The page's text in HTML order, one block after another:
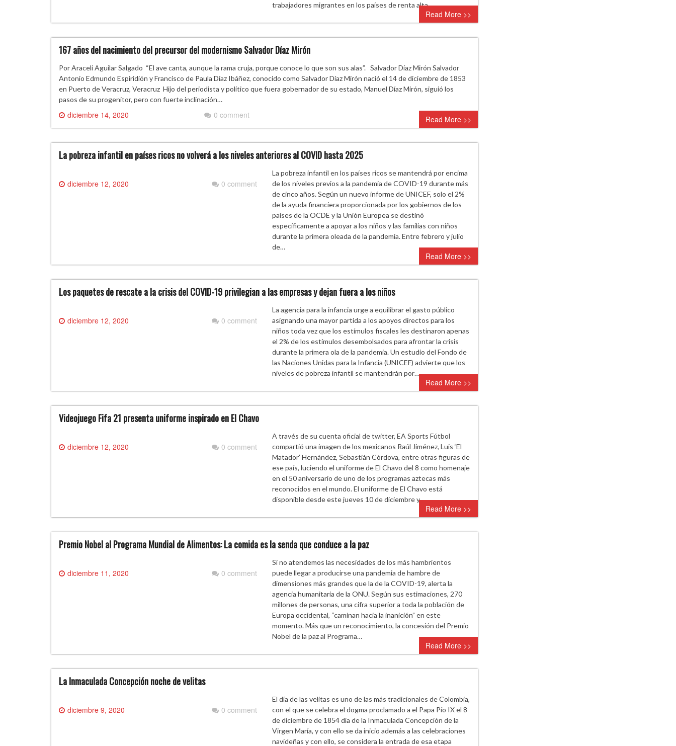
trabajadores migrantes en los países de renta alta…
Read More >>
167 años del nacimiento del precursor del modernismo Salvador Díaz Mirón
Por Araceli Aguilar Salgado “El ave canta, aunque la rama cruja, porque conoce lo que son sus alas”. Salvador Díaz Mirón Salvador
Antonio Edmundo Espiridión y Francisco de Paula Díaz Ibáñez, conocido como Salvador Díaz Mirón nació el 14 de diciembre de 1853
en Puerto de Veracruz, Veracruz Hijo del periodista y político que fuera gobernador de su estado, Manuel Díaz Mirón, siguió los
pasos de su progenitor, pero con fuerte inclinación…
diciembre 14, 2020 0 comment Read More >>
La pobreza infantil en países ricos no volverá a los niveles anteriores al COVID hasta 2025
diciembre 12, 2020 0 comment
La pobreza infantil en los países ricos se mantendrá por encima
de los niveles previos a la pandemia de COVID-19 durante más
de cinco años. Según un nuevo informe de UNICEF, solo el 2%
de la ayuda financiera proporcionada por los gobiernos de los
países de la OCDE y la Unión Europea se destinó
específicamente a apoyar a los niños y las familias con niños
durante la primera oleada de la pandemia. Entre febrero y julio
de…
Read More >>
Los paquetes de rescate a la crisis del COVID-19 privilegian a las empresas y dejan fuera a los niños
diciembre 12, 2020 0 comment
La agencia para la infancia urge a equilibrar el gasto público
asignando una mayor partida a los apoyos directos para los
niños toda vez que los estímulos fiscales les destinaron apenas
el 2% de los estímulos desembolsados para afrontar la crisis
durante la primera ola de la pandemia. Un estudio del Fondo de
las Naciones Unidas para la Infancia (UNICEF) advierte que los
niveles de pobreza infantil se mantendrán por…
Read More >>
Videojuego Fifa 21 presenta uniforme inspirado en El Chavo
diciembre 12, 2020 0 comment
A través de su cuenta oficial de twitter, EA Sports Fútbol
compartió una imagen de los mexicanos Raúl Jiménez, Luis ‘El
Matador’ Hernández, Sebastián Córdova, entre otras figuras de
ese país, luciendo el uniforme de El Chavo del 8 como homenaje
en el 50 aniversario de uno de los programas aztecas más
reconocidos en el mundo. El uniforme de El Chavo está
disponible desde este jueves 10 de diciembre y…
Read More >>
Premio Nobel al Programa Mundial de Alimentos: La comida es la senda que conduce a la paz
diciembre 11, 2020 0 comment
Si no atendemos las necesidades de los más hambrientos
puede llegar a producirse una pandemia de hambre de
dimensiones más grandes que la de la COVID-19, alerta la
agencia humanitaria de la ONU. Según sus estimaciones, 270
millones de personas, una cifra superior a toda la población de
Europa occidental, “caminan hacia la inanición” en este
momento. Más que un reconocimiento, la concesión del Premio
Nobel de la paz al Programa…
Read More >>
La Inmaculada Concepción noche de velitas
diciembre 9, 2020 0 comment
El día de las velitas es uno de las más tradicionales de Colombia,
con el que se celebra el dogma proclamado a el Papa Pío IX el 8
de diciembre de 1854 día de la Inmaculada Concepción de la
Virgen María, y con ello se da inicio además a las celebraciones
navideñas y con ello, se considera la entrada de esa etapa